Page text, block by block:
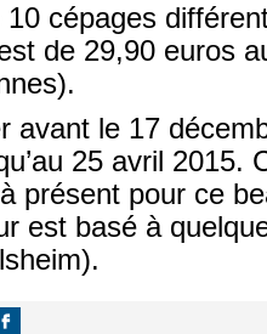
cépages
de 29,90 euros
avant le 17
25 avril 2015.
présent pour ce
est basé à